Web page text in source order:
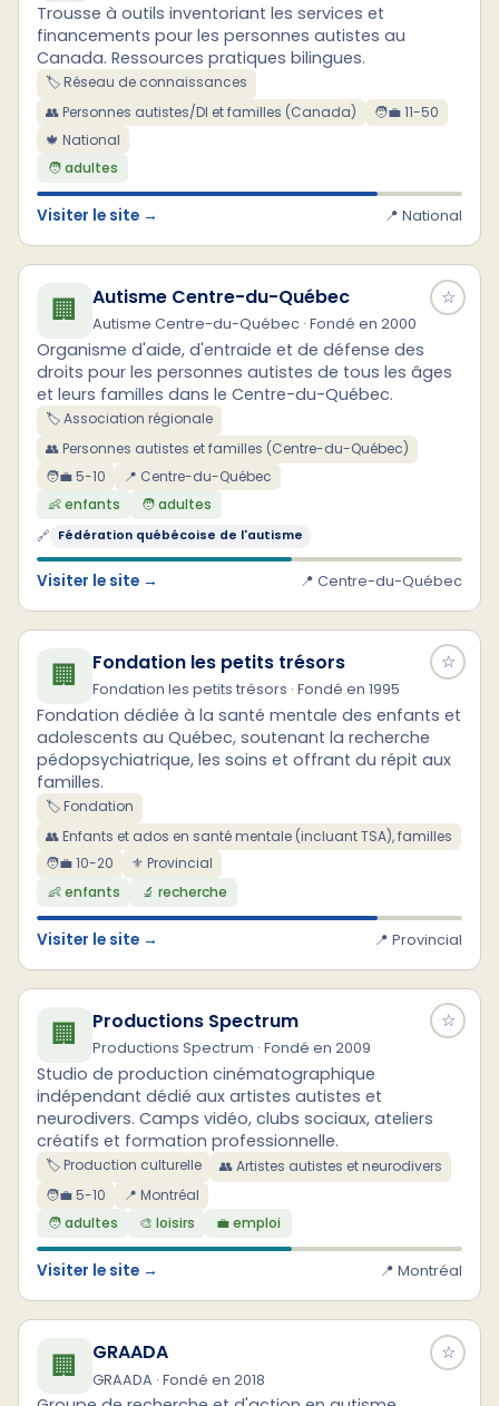
Trousse à outils inventoriant les services et
financements pour les personnes autistes au
Canada. Ressources pratiques bilingues.
🏷️ Réseau de connaissances
👥 Personnes autistes/DI et familles (Canada)
🧑‍💼 11-50
🍁 National
🧑 adultes
Visiter le site → 📍 National
☆
🏢 Autisme Centre-du-Québec
Autisme Centre-du-Québec · Fondé en 2000
Organisme d'aide, d'entraide et de défense des
droits pour les personnes autistes de tous les âges
et leurs familles dans le Centre-du-Québec.
🏷️ Association régionale
👥 Personnes autistes et familles (Centre-du-Québec)
🧑‍💼 5-10
📍 Centre-du-Québec
👶 enfants
🧑 adultes
🔗 Fédération québécoise de l'autisme
Visiter le site → 📍 Centre-du-Québec
☆
🏢 Fondation les petits trésors
Fondation les petits trésors · Fondé en 1995
Fondation dédiée à la santé mentale des enfants et
adolescents au Québec, soutenant la recherche
pédopsychiatrique, les soins et offrant du répit aux
familles.
🏷️ Fondation
👥 Enfants et ados en santé mentale (incluant TSA), familles
🧑‍💼 10-20
⚜ Provincial
👶 enfants
🔬 recherche
Visiter le site → 📍 Provincial
☆
🏢 Productions Spectrum
Productions Spectrum · Fondé en 2009
Studio de production cinématographique
indépendant dédié aux artistes autistes et
neurodivers. Camps vidéo, clubs sociaux, ateliers
créatifs et formation professionnelle.
🏷️ Production culturelle
👥 Artistes autistes et neurodivers
🧑‍💼 5-10
📍 Montréal
🧑 adultes
🎨 loisirs 💼 emploi
Visiter le site → 📍 Montréal
☆
🏢 GRAADA
GRAADA · Fondé en 2018